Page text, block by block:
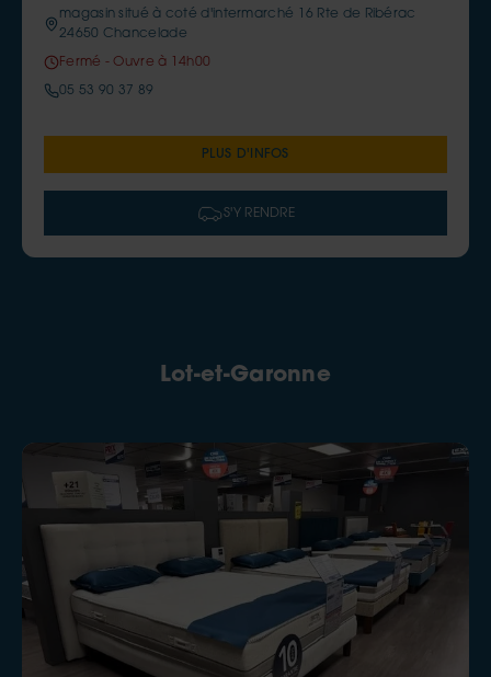
magasin situé à coté d'intermarché 16 Rte de Ribérac
24650 Chancelade
Fermé - Ouvre à 14h00
05 53 90 37 89
PLUS D'INFOS
S'Y RENDRE
Lot-et-Garonne